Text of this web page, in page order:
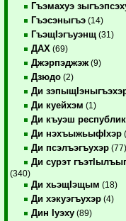
Гъэмахуэ
Гъэсэныгъэ (14)
ГъэщIэгъуэнщ (31)
ДАХ (69)
Джэрпэджэж (9)
Дзюдо (2)
Ди
Ди куейхэм (1)
Ди къуэш
Ди нэхъыжьыфIхэр
Ди псэлъэгъухэр (77)
Ди сурэт
(340)
Ди хьэщIэщым (18)
Ди хэкуэгъухэр (4)
Дин Iуэху (89)